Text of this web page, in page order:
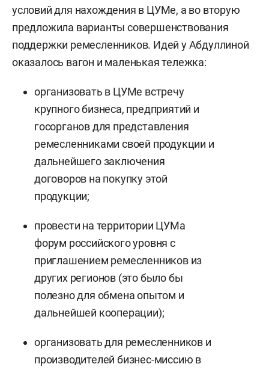
условий для нахождения в ЦУМе, а во вторую
предложила варианты совершенствования
поддержки ремесленников. Идей у Абдуллиной
оказалось вагон и маленькая тележка:
организовать в ЦУМе встречу
крупного бизнеса, предприятий и
госорганов для представления
ремесленниками своей продукции и
дальнейшего заключения
договоров на покупку этой
продукции;
провести на территории ЦУМа
форум российского уровня с
приглашением ремесленников из
других регионов (это было бы
полезно для обмена опытом и
дальнейшей кооперации);
организовать для ремесленников и
производителей бизнес-миссию в